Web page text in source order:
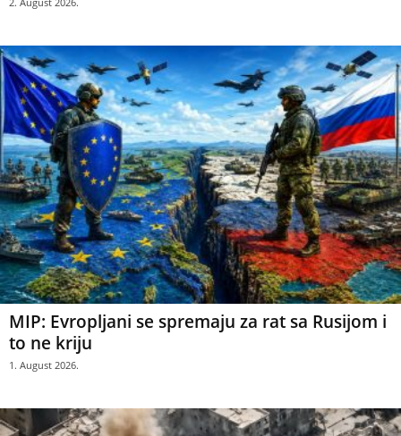
MIP: Evropljani se spremaju za rat sa Rusijom i
to ne kriju
1. August 2026.